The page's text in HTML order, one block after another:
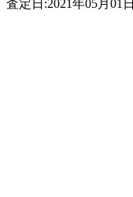
査定日:2021年05月01日